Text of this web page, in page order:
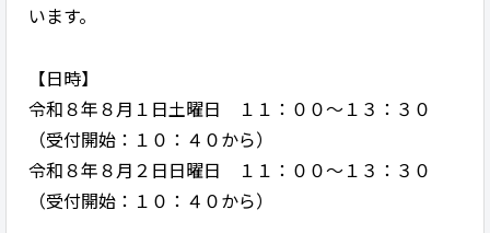
います。
【日時】
令和８年８月１日土曜日 １１：００～１３：３０
（受付開始：１０：４０から）
令和８年８月２日日曜日 １１：００～１３：３０
（受付開始：１０：４０から）